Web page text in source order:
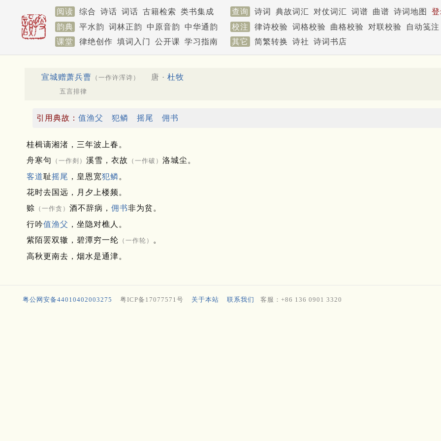
阅读 综合 诗话 词话 古籍检索 类书集成 查询 诗词 典故词汇 对仗词汇 词谱 曲谱 诗词地图
韵典
平水韵 词林正韵 中原音韵 中华通韵 校注 律诗校验 词格校验 曲格校验 对联校验
自动笺注
课堂
律绝创作 填词入门 公开课 学习指南 其它 简繁转换 诗社 诗词书店
宣城赠萧兵曹 （一作许浑诗） 唐 · 杜牧
五言排律
引用典故： 值渔父 犯鳞 摇尾 佣书
桂楫谪湘渚，三年波上春。
舟寒句
（一作剡） 溪雪，衣故 （一作破） 洛城尘。
客道耻摇尾 ，皇恩宽犯鳞。
花时去国远，月夕上楼频。
赊
（一作贪） 酒不辞病， 佣书非为贫。
行吟值渔父 ，坐隐对樵人。
紫陌罢双辙，碧潭穷一纶 （一作轮）
。
高秋更南去，烟水是通津。
粤公网安备44010402003275 粤ICP备17077571号 关于本站 联系我们 客服：+86 136 0901 3320